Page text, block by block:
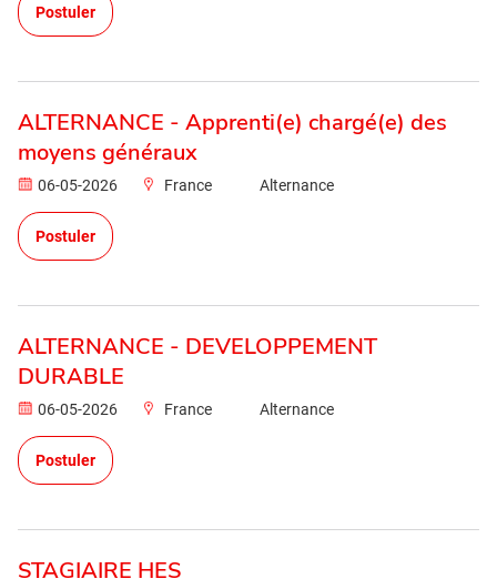
Postuler
ALTERNANCE - Apprenti(e) chargé(e) des
moyens généraux
06-05-2026 France Alternance
Postuler
ALTERNANCE - DEVELOPPEMENT
DURABLE
06-05-2026 France Alternance
Postuler
STAGIAIRE HES